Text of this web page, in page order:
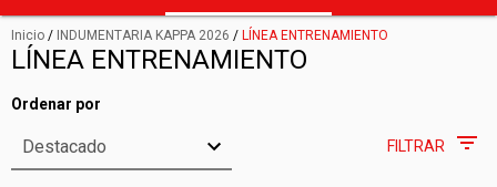
Inicio / INDUMENTARIA KAPPA 2026 / LÍNEA ENTRENAMIENTO
LÍNEA ENTRENAMIENTO
Ordenar por
FILTRAR